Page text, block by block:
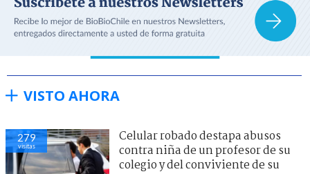
VISTO AHORA
279
visitas
Celular robado destapa abusos
contra niña de un profesor de su
colegio y del conviviente de su